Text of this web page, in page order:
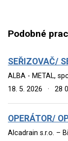
Podobné
SEŘIZOVAČ/
ALBA - METAL,
18. 5. 2026
· 28
OPERÁTOR/
Alcadrain s.r.o. –